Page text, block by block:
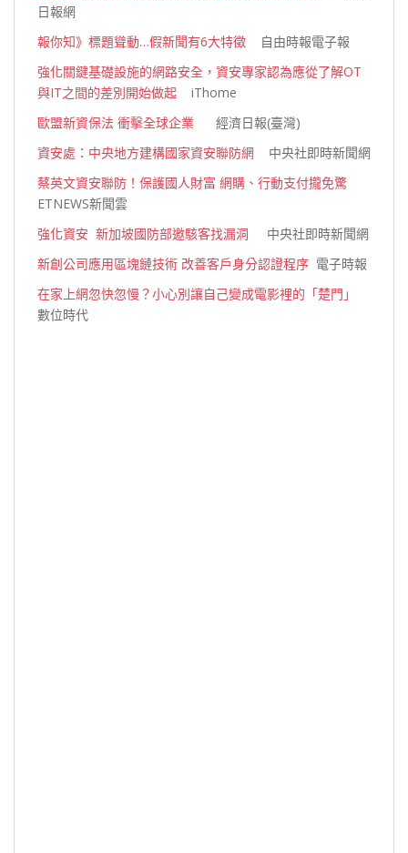
日報網
報你知》標題聳動…假新聞有6大特徵 自由時報電子報
強化關鍵基礎設施的網路安全，資安專家認為應從了解OT
與IT之間的差別開始做起 iThome
歐盟新資保法 衝擊全球企業 經濟日報(臺灣)
資安處：中央地方建構國家資安聯防網 中央社即時新聞網
蔡英文資安聯防！保護國人財富 網購、行動支付攏免驚
ETNEWS新聞雲
強化資安 新加坡國防部邀駭客找漏洞 中央社即時新聞網
新創公司應用區塊鏈技術 改善客戶身分認證程序 電子時報
在家上網忽快忽慢？小心別讓自己變成電影裡的「楚門」
數位時代